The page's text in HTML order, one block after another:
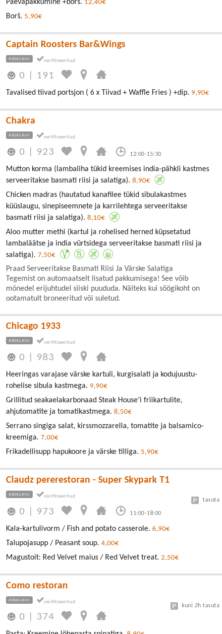
Päevapakkumine +borš. 12,40€
Borš. 5,90€
Captain Roosters Bar&Wings
KESKLINN
0 191
Tavalised tiivad portsjon ( 6 x Tiivad + Waffle Fries ) +dip. 9,90€
Chakra
KESKLINN
0 923 12:00-15:30
Mutton korma (lambaliha tükid kreemises india-pähkli kastmes
serveeritakse basmati riisi ja salatiga). 8,90€
Chicken madras (hautatud kanafilee tükid sibulakastmes
küüslaugu, sinepiseemnete ja karrilehtega serveeritakse
basmati riisi ja salatiga). 8,10€
Aloo mutter methi (kartul ja rohelised herned küpsetatud
lambaläätse ja india vürtsidega serveeritakse basmati riisi ja
salatiga). 7,50€
Praad Serveeritakse Basmati Riisi Ja Värske Salatiga
Tegemist on automaatselt lisatud pakkumisega! See võib
mõnedel erijuhtudel siiski puududa. Näiteks kui söögikoht on
ootamatult broneeritud või suletud.
Chicago 1933
KESKLINN
0 983
Heeringas varajase värske kartuli, kurgisalati ja kodujuustu-
rohelise sibula kastmega. 9,90€
Grillitud seakaelakarbonaad Steak House’i friikartulite,
ahjutomatite ja tomatikastmega. 8,50€
Serrano singiga salat, kirssmozzarella, tomatite ja balsamico-
kreemiga. 7,00€
Frikadellisupp hapukoore ja värske tilliga. 5,90€
Claudz pererestoran - Super Skypark T1
KESKLINN
0 973 11:00-18:00
tasuta
Kala-kartulivorm / Fish and potato casserole. 6,90€
Talupojasupp / Peasant soup. 4,00€
Magustoit: Red Velvet maius / Red Velvet treat. 2,50€
Como restoran
KESKLINN
0 374
kuni 2h tasuta